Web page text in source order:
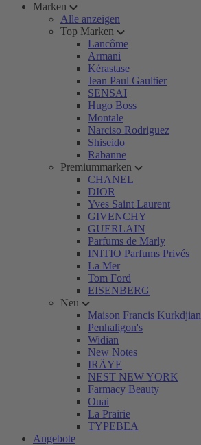
Marken
Alle anzeigen
Top Marken
Lancôme
Armani
Kérastase
Jean Paul Gaultier
SENSAI
Hugo Boss
Montale
Narciso Rodriguez
Shiseido
Rabanne
Premiummarken
CHANEL
DIOR
Yves Saint Laurent
GIVENCHY
GUERLAIN
Parfums de Marly
INITIO Parfums Privés
La Mer
Tom Ford
EISENBERG
Neu
Maison Francis Kurkdjian
Penhaligon's
Widian
New Notes
IRÄYE
NEST NEW YORK
Farmacy Beauty
Ouai
La Prairie
TYPEBEA
Angebote